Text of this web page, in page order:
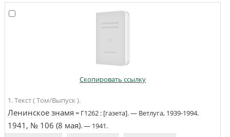
Скопировать ссылку
1. Текст ( Том/Выпуск ).
Ленинское знамя = Г1262 : [газета]. —Ветлуга,1939-1994.
1941, № 106 (8 мая). —1941.